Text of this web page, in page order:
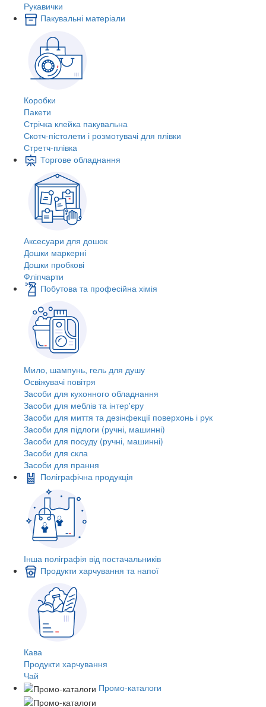
Рукавички
Пакувальні матеріали
Коробки
Пакети
Стрічка клейка пакувальна
Скотч-пістолети і розмотувачі для плівки
Стретч-плівка
Торгове обладнання
Аксесуари для дошок
Дошки маркерні
Дошки пробкові
Фліпчарти
Побутова та професійна хімія
Мило, шампунь, гель для душу
Освіжувачі повітря
Засоби для кухонного обладнання
Засоби для меблів та інтер'єру
Засоби для миття та дезінфекції поверхонь і рук
Засоби для підлоги (ручні, машинні)
Засоби для посуду (ручні, машинні)
Засоби для скла
Засоби для прання
Поліграфічна продукція
Інша поліграфія від постачальників
Продукти харчування та напої
Кава
Продукти харчування
Чай
Промо-каталоги